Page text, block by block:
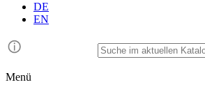
DE
EN
Menü